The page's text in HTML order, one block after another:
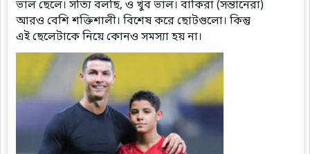
ভাল ছেলে। সত্যি বলছি, ও খুব ভাল। বাকিরা (সন্তানেরা)
আরও বেশি শক্তিশালী। বিশেষ করে ছোটগুলো। কিন্তু
এই ছেলেটাকে নিয়ে কোনও সমস্যা হয় না।